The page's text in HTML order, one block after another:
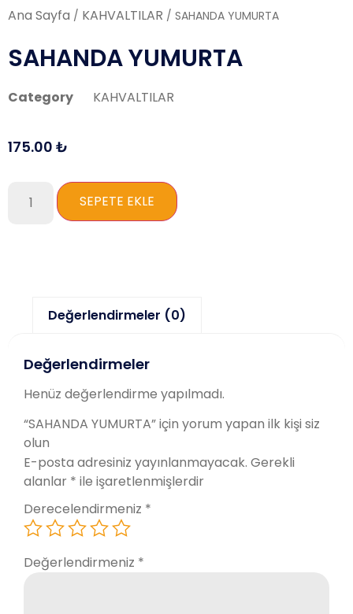
Ana Sayfa / KAHVALTILAR / SAHANDA YUMURTA
SAHANDA YUMURTA
Category KAHVALTILAR
175.00 ₺
SEPETE EKLE
Değerlendirmeler (0)
Değerlendirmeler
Henüz değerlendirme yapılmadı.
“SAHANDA YUMURTA” için yorum yapan ilk kişi siz
olun
E-posta adresiniz yayınlanmayacak. Gerekli
alanlar * ile işaretlenmişlerdir
Derecelendirmeniz *
Değerlendirmeniz *